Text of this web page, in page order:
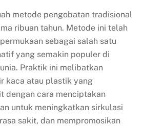
metode pengobatan tradisional
ribuan tahun. Metode ini telah
sebagai salah satu
yang semakin populer di
Praktik ini melibatkan
kaca atau plastik yang
dengan cara menciptakan
untuk meningkatkan sirkulasi
sakit, dan mempromosikan